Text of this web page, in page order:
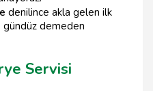
denilince akla gelen ilk
demeden
Servisi